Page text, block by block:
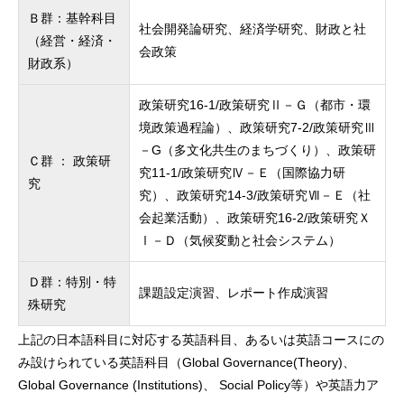
Ｂ群：基幹科目
（経営・経済・
財政系）
社会開発論研究、経済学研究、財政と社
会政策
Ｃ群 ： 政策研
究
政策研究16-1/政策研究Ⅱ－Ｇ（都市・環
境政策過程論）、政策研究7-2/政策研究Ⅲ
－G（多文化共生のまちづくり）、政策研
究11-1/政策研究Ⅳ－Ｅ（国際協力研
究）、政策研究14-3/政策研究Ⅶ－Ｅ（社
会起業活動）、政策研究16-2/政策研究Ｘ
Ⅰ－Ｄ（気候変動と社会システム）
Ｄ群：特別・特
殊研究
課題設定演習、レポート作成演習
上記の日本語科目に対応する英語科目、あるいは英語コースにの
み設けられている英語科目（Global Governance(Theory)、
Global Governance (Institutions)、 Social Policy等）や英語力ア